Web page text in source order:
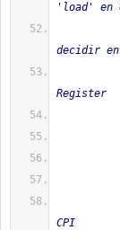
'load' en
decidir
Register
CPI